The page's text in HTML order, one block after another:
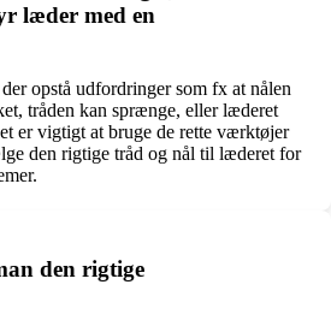
læder med en
opstå udfordringer som fx at nålen
tråden kan sprænge, eller læderet
er vigtigt at bruge de rette værktøjer
den rigtige tråd og nål til læderet for
den rigtige